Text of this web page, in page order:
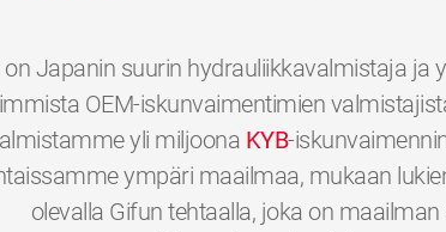
on Japanin suurin hydrauliikkavalmistaja ja
OEM-iskunvaimentimien
yli miljoona KYB-
ympäri maailmaa, mukaan
olevalla Gifun tehtaalla, joka on